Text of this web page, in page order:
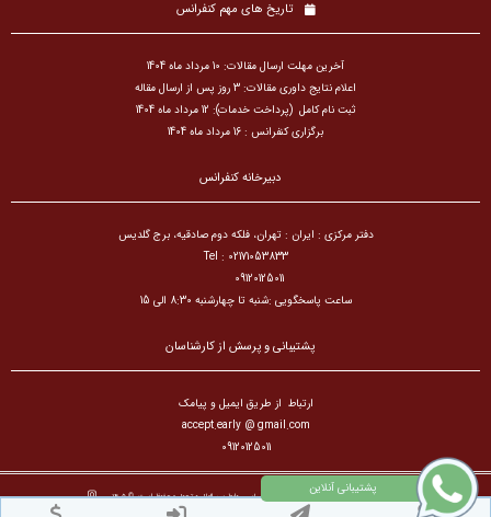
تاریخ های مهم کنفرانس
آخرین مهلت ارسال مقالات: 10 مرداد ماه 1404
اعلام نتایج داوری مقالات: 3 روز پس از ارسال مقاله
ثبت نام کامل (پرداخت خدمات): 12 مرداد ماه 1404
برگزاری کنفرانس : 16 مرداد ماه 1404
دبیرخانه کنفرانس
دفتر مرکزی : ایران : تهران، فلکه دوم صادقیه، برج گلدیس
Tel : 02171053833
09120125011
ساعت پاسخگویی :شنبه تا چهارشنبه 8:30 الی 15
پشتیبانی و پرسش از کارشناسان
ارتباط از طریق ایمیل و پیامک
accept.early @ gmail.com
09120125011
تمام حقوق مادی و معنوی برای کنفرانس بین المللی علوم سیاسی،روابط بین الملل و تحول محفوظ است. © ۱۴۰۵
طراح سایت :